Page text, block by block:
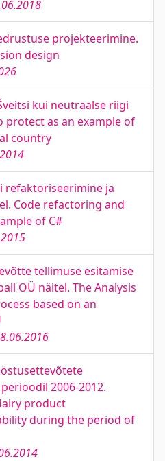
projekteerimine.
design
kui neutraalse riigi
protect as an example of
country
refaktoriseerimine ja
Code refactoring and
of C#
tellimuse esitamise
OÜ näitel. The Analysis
based on an
2006-2012.
product
during the period of